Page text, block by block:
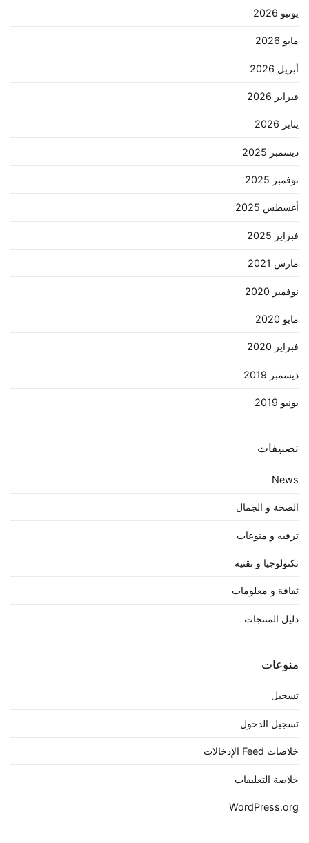
يونيو 2026
مايو 2026
أبريل 2026
فبراير 2026
يناير 2026
ديسمبر 2025
نوفمبر 2025
أغسطس 2025
فبراير 2025
مارس 2021
نوفمبر 2020
مايو 2020
فبراير 2020
ديسمبر 2019
يونيو 2019
تصنيفات
News
الصحة و الجمال
ترفيه و منوعات
تكنولوجيا و تقنية
ثقافة و معلومات
دليل المنتجات
منوعات
تسجيل
تسجيل الدخول
خلاصات Feed الإدخالات
خلاصة التعليقات
WordPress.org